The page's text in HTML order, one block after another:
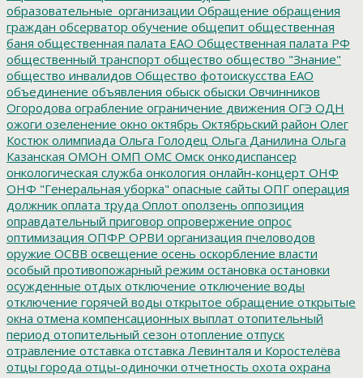
образовательные_организации Обращение обращения
граждан обсерватор обучение общепит общественная
баня общественная палата ЕАО Общественная палата РФ
общественный транспорт общество общество "Знание"
общество инвалидов Общество фотоискусства ЕАО
объединение объявления обыск обыски Овчинников
Огородова ограбление ограничение движения ОГЭ ОДН
ожоги озеленение окно октябрь Октябрьский район Олег
Костюк олимпиада Ольга Голодец Ольга Данилина Ольга
Казанская ОМОН ОМП ОМС Омск онкодиспансер
онкологическая служба онкология онлайн-концерт ОНФ
ОНФ "Генеральная уборка" опасные сайты ОПГ операция
должник оплата труда Оплот оползень оппозиция
оправдательный приговор опровержение опрос
оптимизация ОПФР ОРВИ организация пчеловодов
оружие ОСВВ освещение осень оскорбление власти
особый противопожарный режим остановка остановки
осужденные отдых отключение отключение воды
отключение горячей воды открытое обращение открытые
окна отмена компенсационных выплат отопительный
период отопительный сезон отопление отпуск
отравление отставка отставка Левинталя и Коростелёва
отцы города отцы-одиночки отчетность охота охрана